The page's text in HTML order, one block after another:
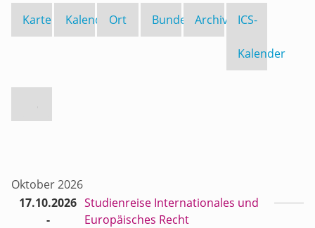
Karte KalenderOrt Bundesland
Archiv ICS-
Kalender
Oktober 2026
17.10.2026
-
Studienreise Internationales und
Europäisches Recht